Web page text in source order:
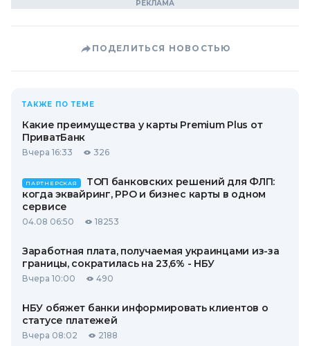
ПОДЕЛИТЬСЯ НОВОСТЬЮ
ТАКЖЕ ПО ТЕМЕ
Какие преимущества у карты Premium Plus от
ПриватБанк
Вчера 16:33 326
ПАРТНЕРСКАЯ
ТОП банковских решений для ФЛП:
когда эквайринг, РРО и бизнес карты в одном
сервисе
04.08 06:50 18253
Заработная плата, получаемая украинцами из-за
границы, сократилась на 23,6% - НБУ
Вчера 10:00 490
НБУ обяжет банки информировать клиентов о
статусе платежей
Вчера 08:02 2188